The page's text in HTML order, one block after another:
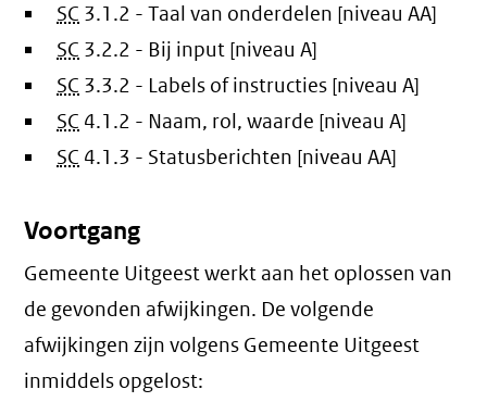
SC 3.1.2 - Taal van onderdelen [niveau AA]
SC 3.2.2 - Bij input [niveau A]
SC 3.3.2 - Labels of instructies [niveau A]
SC 4.1.2 - Naam, rol, waarde [niveau A]
SC 4.1.3 - Statusberichten [niveau AA]
Voortgang
Gemeente Uitgeest werkt aan het oplossen van
de gevonden afwijkingen. De volgende
afwijkingen zijn volgens Gemeente Uitgeest
inmiddels opgelost: